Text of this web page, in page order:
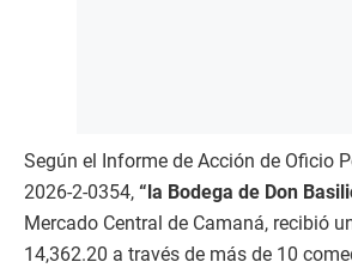
Según el Informe de Acción de Oficio
2026-2-0354, “la Bodega de Don
Mercado Central de Camaná, recibió
14,362.20 a través de más de 10